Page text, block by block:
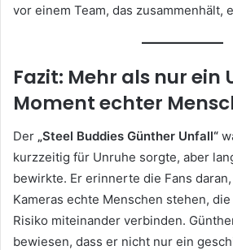
vor einem Team, das zusammenhält,
Fazit: Mehr als nur ein
Moment echter
Der „Steel Buddies Günther Unfall“
kurzzeitig für Unruhe sorgte, aber
bewirkte. Er erinnerte die Fans
Kameras echte Menschen stehen,
Risiko miteinander verbinden.
bewiesen, dass er nicht nur ein